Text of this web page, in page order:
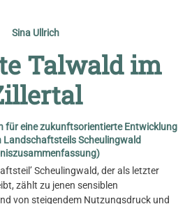
Sina Ullrich
Talwald im
für eine zukunftsorientierte Entwicklung
Landschaftsteils Scheulingwald
Scheulingwald, der als letzter
zählt zu jenen sensiblen
von steigendem Nutzungsdruck und